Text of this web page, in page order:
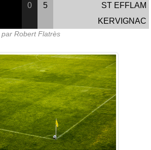
0 5
ST EFFLAM
KERVIGNAC
par Robert Flatrès